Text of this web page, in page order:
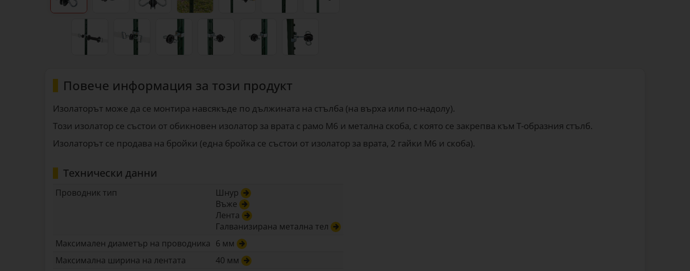
Повече информация за този продукт
Изолаторът може да се монтира навсякъде по дължината на стълба (на върха или по-надолу).
Този изолатор се състои от обикновен изолатор за врата с рамо М6 и метална скоба, с която се закрепва към Т-образния стълб.
Изолаторът се продава на бройки (една бройка се състои от изолатор за врата, 2 гайки М6 и скоба).
Технически данни
Проводник тип
Шнур
Въже
Лента
Галванизирана метална тел
Максимален диаметър на проводника 6 мм
Максимална ширина на лентата
40 мм